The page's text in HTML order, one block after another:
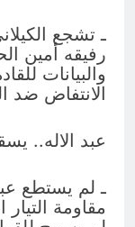
ـ تشجع
رفيقه أمين
والبيانات
الانتفاض ضد
عبد الاله..
ـ لم يستطع
مقاومة